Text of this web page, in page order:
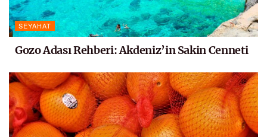
SEYAHAT
Gozo Adası Rehberi: Akdeniz’in Sakin Cenneti